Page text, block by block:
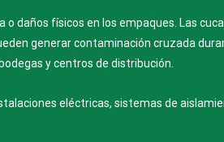
daños físicos en los empaques. Las
generar contaminación cruzada
y centros de distribución.
eléctricas, sistemas de